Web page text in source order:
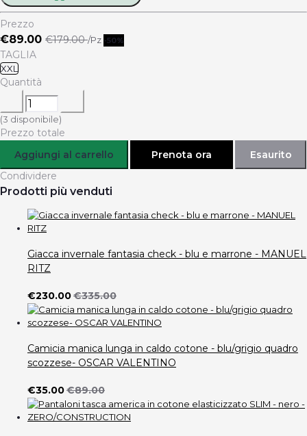
Prezzo
€89.00 €179.00/Pz -50%
TAGLIA
XXL
Quantità
(3 disponibile)
Prezzo totale
Aggiungi al carrello
Prenota ora
Esaurito
Condividere
Prodotti più venduti
Giacca invernale fantasia check - blu e marrone - MANUEL
RITZ
€230.00€335.00
Camicia manica lunga in caldo cotone - blu/grigio quadro
scozzese- OSCAR VALENTINO
€35.00€89.00